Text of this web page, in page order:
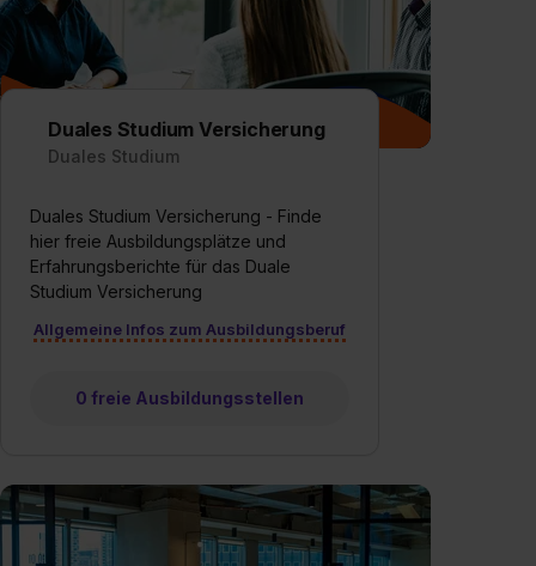
Duales Studium Versicherung
Duales Studium
Duales Studium Versicherung - Finde
hier freie Ausbildungsplätze und
Erfahrungsberichte für das Duale
Studium Versicherung
Allgemeine Infos zum Ausbildungsberuf
0 freie Ausbildungsstellen